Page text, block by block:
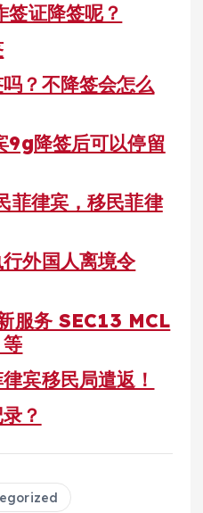
证降签呢？
？不降签会怎么
9g降签后可以停留
菲律宾，移民菲律
外国人离境令
服务 SEC13 MCL
宾移民局遣返！
？